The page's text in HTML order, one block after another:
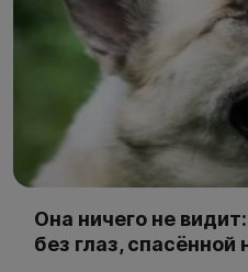
Она ничего не
без глаз,